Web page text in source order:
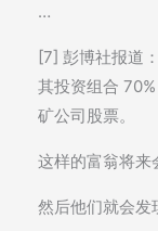
…
[7] 彭博社报道
其投资组合
矿公司股票。
这样的富翁将来
然后他们就会发